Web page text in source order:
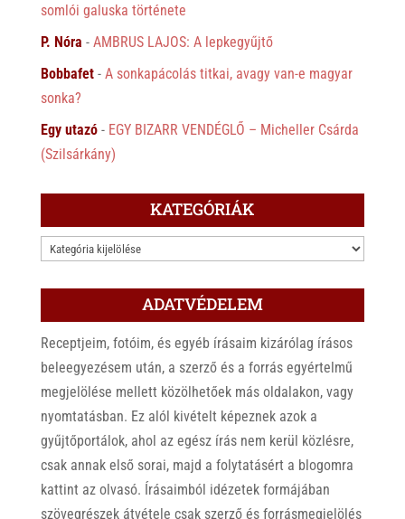
somlói galuska története
P. Nóra - AMBRUS LAJOS: A lepkegyűjtő
Bobbafet- A sonkapácolás titkai, avagy van-e magyar
sonka?
Egy utazó- EGY BIZARR VENDÉGLŐ – Micheller Csárda
(Szilsárkány)
KATEGÓRIÁK
KATEGÓRIÁK
ADATVÉDELEM
Receptjeim, fotóim, és egyéb írásaim kizárólag írásos
beleegyezésem után, a szerző és a forrás egyértelmű
megjelölése mellett közölhetőek más oldalakon, vagy
nyomtatásban. Ez alól kivételt képeznek azok a
gyűjtőportálok, ahol az egész írás nem kerül közlésre,
csak annak első sorai, majd a folytatásért a blogomra
kattint az olvasó. Írásaimból idézetek formájában
szövegrészek átvétele csak szerző és forrásmegjelölés